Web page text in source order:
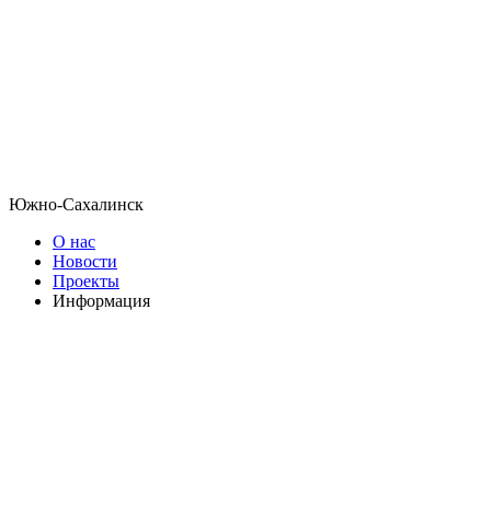
Южно-Сахалинск
О нас
Новости
Проекты
Информация